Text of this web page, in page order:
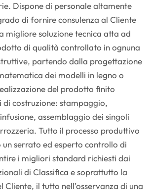
Dispone di personale altamente
di fornire consulenza al Cliente
migliore soluzione tecnica atta ad
di qualità controllato in ognuna
partendo dalla progettazione
dei modelli in legno o
del prodotto finito
di costruzione: stampaggio,
assemblaggio dei singoli
Tutto il processo produttivo
un serrato ed esperto controllo di
i migliori standard richiesti dai
di Classifica e soprattutto la
Cliente, il tutto nell’osservanza di una